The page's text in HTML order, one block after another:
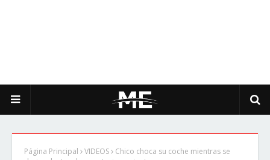
Página Principal VIDEOS
Chico choca su coche mientras se